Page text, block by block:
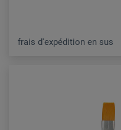
frais d'expédition en sus